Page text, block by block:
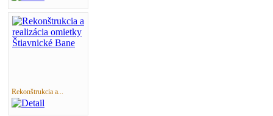
Rekonštrukcia a...